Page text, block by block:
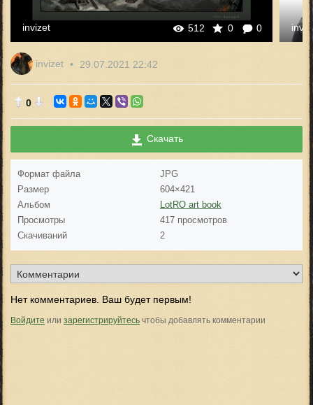
512 0 0
invizet
invizet 29.07.2021 22:42
0
Скачать
Формат файла
JPG
Размер
604×421
Альбом
LotRO art book
Просмотры
417 просмотров
Скачиваний
2
Нет комментариев. Ваш будет первым!
Войдите или зарегистрируйтесь чтобы добавлять комментарии